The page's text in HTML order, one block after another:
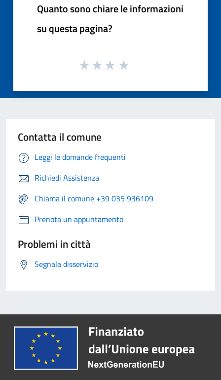
Quanto sono chiare le informazioni
su questa pagina?
Contatta il comune
Leggi le domande frequenti
Richiedi Assistenza
Chiama il comune +39 035 936109
Prenota un appuntamento
Problemi in città
Segnala disservizio